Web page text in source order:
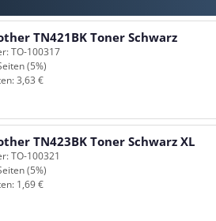
TN421BK Toner Schwarz
TO-100317
(5%)
3,63 €
TN423BK Toner Schwarz XL
TO-100321
(5%)
1,69 €